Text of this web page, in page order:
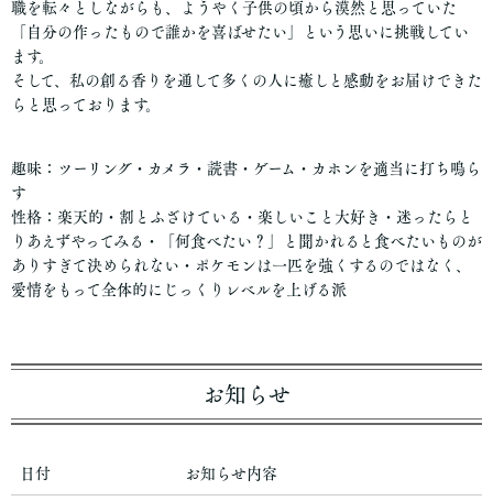
職を転々としながらも、ようやく子供の頃から漠然と思っていた
「自分の作ったもので誰かを喜ばせたい」という思いに挑戦してい
ます。
そして、私の創る香りを通して多くの人に癒しと感動をお届けできた
らと思っております。
趣味：ツーリング・カメラ・読書・ゲーム・カホンを適当に打ち鳴ら
す
性格：楽天的・割とふざけている・楽しいこと大好き・迷ったらと
りあえずやってみる・「何食べたい？」と聞かれると食べたいものが
ありすぎて決められない・ポケモンは一匹を強くするのではなく、
愛情をもって全体的にじっくりレベルを上げる派
お知らせ
日付 お知らせ内容